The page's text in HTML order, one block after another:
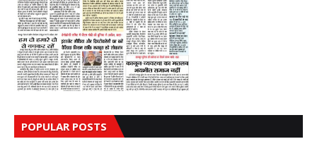
POPULAR POSTS